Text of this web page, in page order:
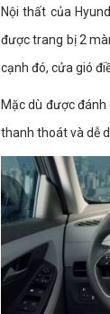
Nội thất của
được trang bị 2
cạnh đó, cửa gió
Mặc dù được
thanh thoát và dễ